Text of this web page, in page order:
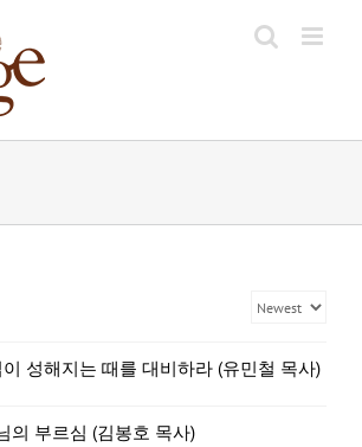
성해지는 때를 대비하라 (유민철 목사)
의 부르심 (김봉호 목사)